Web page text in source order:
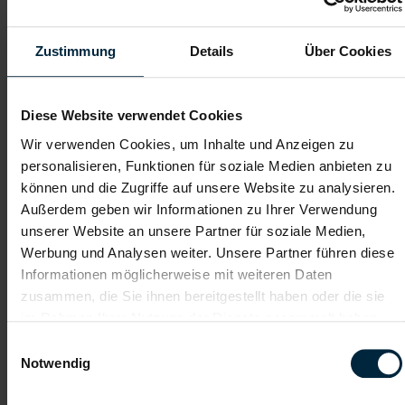
Zustimmung Details Über Cookies
Diese Website verwendet Cookies
Wir verwenden Cookies, um Inhalte und Anzeigen zu
personalisieren, Funktionen für soziale Medien anbieten zu
können und die Zugriffe auf unsere Website zu analysieren.
Außerdem geben wir Informationen zu Ihrer Verwendung
unserer Website an unsere Partner für soziale Medien,
Werbung und Analysen weiter. Unsere Partner führen diese
Informationen möglicherweise mit weiteren Daten
zusammen, die Sie ihnen bereitgestellt haben oder die sie
Notwendig